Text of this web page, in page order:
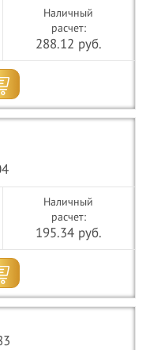
Наличный
расчет:
288.12 руб.
Наличный
расчет:
195.34 руб.